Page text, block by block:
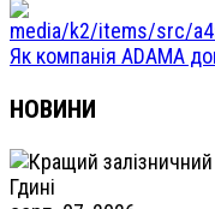
Як компанія ADAMA
НОВИНИ